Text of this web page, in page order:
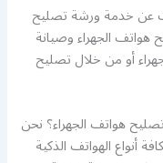
عن خدمة ورشة تصليح
الجهراء وصيانة
أو من خلال تصليح
هواتف الجهراء؟ نحن
الهواتف الذكية